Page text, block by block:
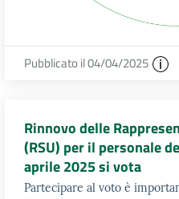
Pubblicato il 04/04/2025
Rinnovo delle
(RSU) per il personale
aprile 2025 si vota
Partecipare al voto è